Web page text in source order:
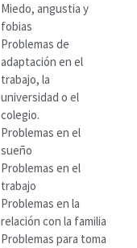
Miedo, angustia y
fobias
Problemas de
adaptación en el
trabajo, la
universidad o el
colegio.
Problemas en el
sueño
Problemas en el
trabajo
Problemas en la
relación con la familia
Problemas para toma